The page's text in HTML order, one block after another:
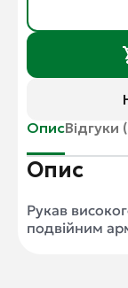
ОписВідгуки
Опис
Рукав
подвійним